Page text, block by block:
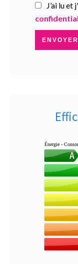
J’ai lu et
ENVOYER
Énergie -